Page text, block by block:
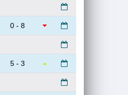
0 - 8
5 - 3